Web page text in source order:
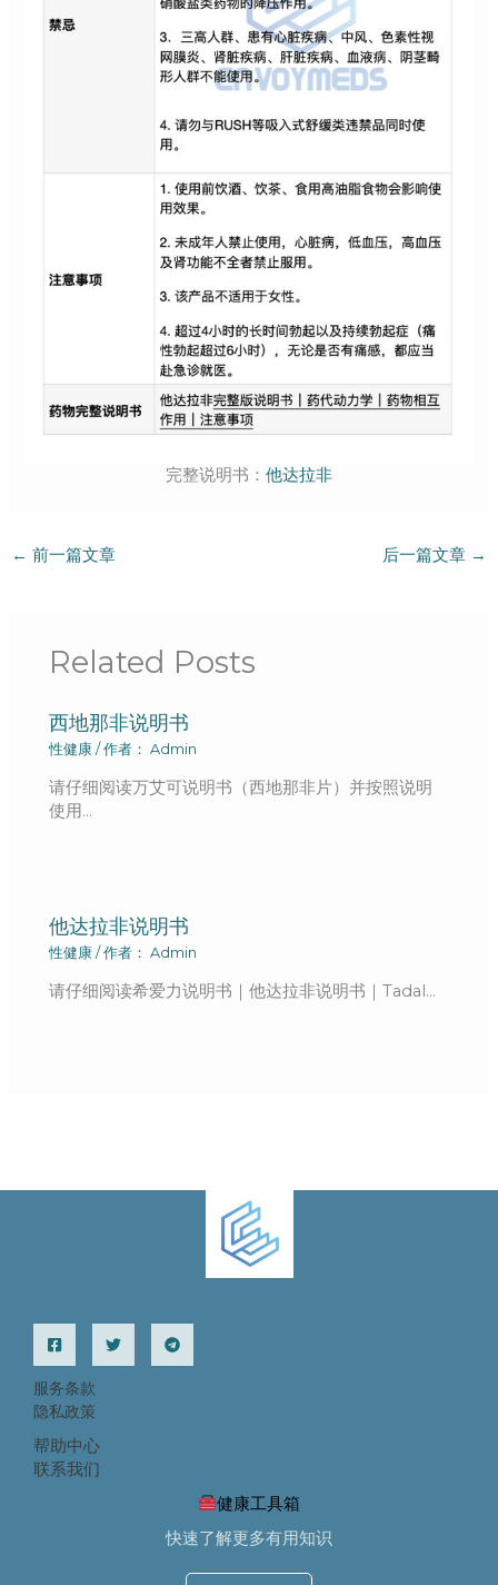
完整说明书： 他达拉非
← 前一篇文章 后一篇文章 →
Related Posts
西地那非说明书
性健康 / 作者： Admin
请仔细阅读万艾可说明书（西地那非片）并按照说明
使用…
他达拉非说明书
性健康 / 作者： Admin
请仔细阅读希爱力说明书｜他达拉非说明书｜Tadal…
服务条款
隐私政策
帮助中心
联系我们
健康工具箱
快速了解更多有用知识